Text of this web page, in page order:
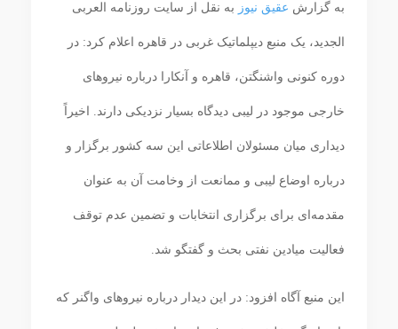
به گزارش عقیق نیوز به نقل از سایت روزنامه العربی
الجدید، یک منبع دیپلماتیک غربی در قاهره اعلام کرد: در
دوره کنونی واشنگتن، قاهره و آنکارا درباره نیروهای
خارجی موجود در لیبی دیدگاه بسیار نزدیکی دارند. اخیراً
دیداری میان مسئولان اطلاعاتی این سه کشور برگزار و
درباره اوضاع لیبی و ممانعت از وخامت آن به عنوان
مقدمه‌ای برای برگزاری انتخابات و تضمین عدم توقف
فعالیت میادین نفتی بحث و گفتگو شد.
این منبع آگاه افزود: در این دیدار درباره نیروهای واگنر که